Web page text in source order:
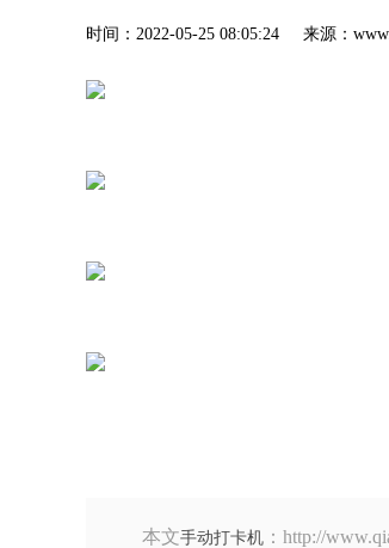
时间：2022-05-25 08:05:24 来源：
本文手动打卡机 ：http://